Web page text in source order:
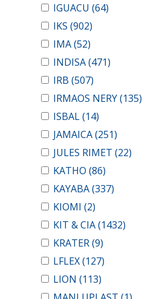
IGUACU (64)
IKS (902)
IMA(52)
INDISA(471)
IRB (507)
IRMAOS NERY(135)
ISBAL(14)
JAMAICA(251)
JULES RIMET (22)
KATHO (86)
KAYABA(337)
KIOMI (2)
KIT & CIA(1432)
KRATER(9)
LFLEX(127)
LION (113)